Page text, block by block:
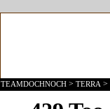
TEAMDOCHNOCH > TERRA >